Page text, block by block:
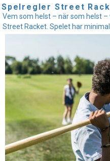
Spelregler Street
Vem som helst – när som helst
Street Racket. Spelet har